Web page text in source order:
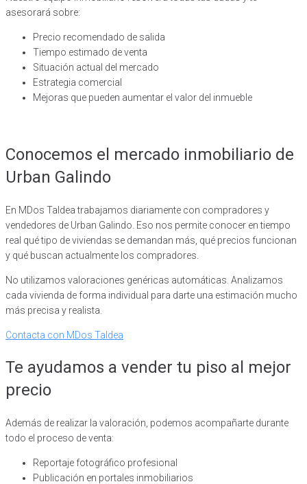
asesorará sobre:
Precio recomendado de salida
Tiempo estimado de venta
Situación actual del mercado
Estrategia comercial
Mejoras que pueden aumentar el valor del inmueble
Conocemos el mercado inmobiliario de
Urban Galindo
En MDos Taldea trabajamos diariamente con compradores y
vendedores de Urban Galindo. Eso nos permite conocer en tiempo
real qué tipo de viviendas se demandan más, qué precios funcionan
y qué buscan actualmente los compradores.
No utilizamos valoraciones genéricas automáticas. Analizamos
cada vivienda de forma individual para darte una estimación mucho
más precisa y realista.
Contacta con MDos Taldea
Te ayudamos a vender tu piso al mejor
precio
Además de realizar la valoración, podemos acompañarte durante
todo el proceso de venta:
Reportaje fotográfico profesional
Publicación en portales inmobiliarios